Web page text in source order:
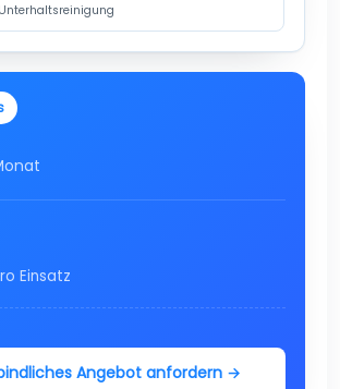
Einsatz
Angebot anfordern →